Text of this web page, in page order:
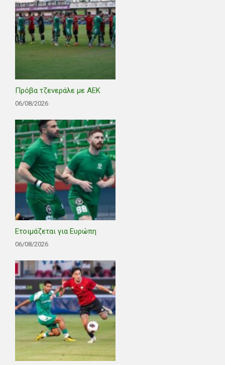
Πρόβα τζενεράλε με ΑΕΚ
06/08/2026
Ετοιμάζεται για Ευρώπη
06/08/2026